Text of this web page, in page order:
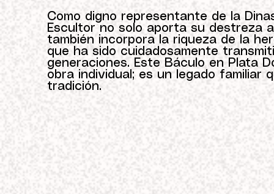
Como digno representante de la
Escultor no solo aporta su destreza
también incorpora la riqueza de la
que ha sido cuidadosamente
generaciones. Este Báculo en Plata
obra individual; es un legado familiar
tradición.